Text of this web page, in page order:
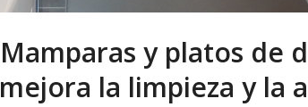
Mamparas y platos de
mejora la limpieza y la